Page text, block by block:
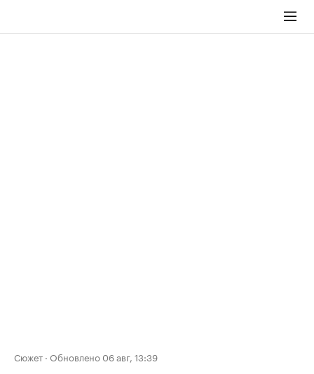
Сюжет · Обновлено 06 авг, 13:39